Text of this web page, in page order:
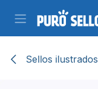
Ir al contenido
Sellos ilustrados